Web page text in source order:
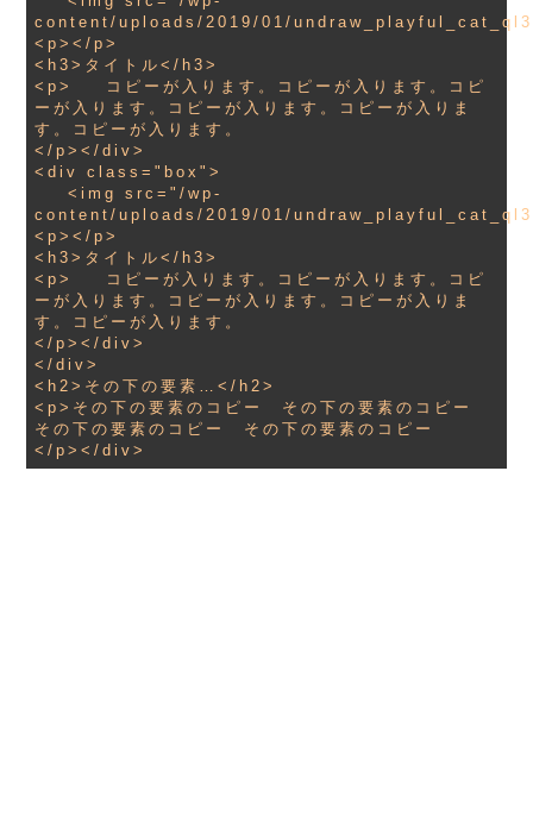
content/uploads/2019/01/
<p></p>
<h3>タイトル</h3>
<p>    コピーが入ります。コピーが入ります。コピ
ーが入ります。コピーが入ります。コピーが入りま
す。コピーが入ります。
</p></div>
<div class="box">
content/uploads/2019/01/
<p></p>
<h3>タイトル</h3>
<p>    コピーが入ります。コピーが入ります。コピ
ーが入ります。コピーが入ります。コピーが入りま
す。コピーが入ります。
</p></div>
</div>
<h2>その下の要素…</h2>
<p>その下の要素のコピー　その下の要素のコピー
その下の要素のコピー　その下の要素のコピー